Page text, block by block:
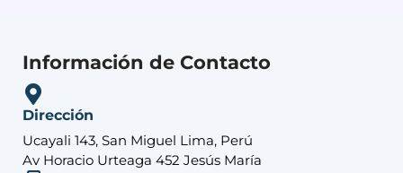
Información de Contacto
Dirección
Ucayali 143, San Miguel Lima, Perú
Av Horacio Urteaga 452 Jesús María